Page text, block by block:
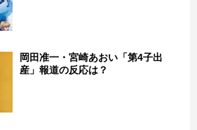
岡田准一・宮崎あおい「第4子出
産」報道の反応は？